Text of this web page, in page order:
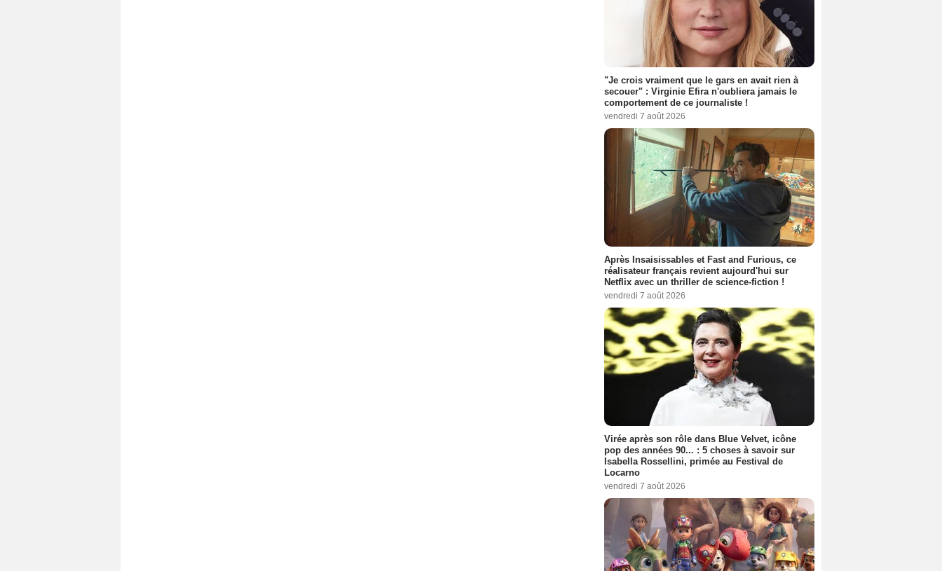
"Je crois vraiment que le gars en avait rien à
secouer" : Virginie Efira n'oubliera jamais le
comportement de ce journaliste !
vendredi 7 août 2026
Après Insaisissables et Fast and Furious, ce
réalisateur français revient aujourd'hui sur
Netflix avec un thriller de science-fiction !
vendredi 7 août 2026
Virée après son rôle dans Blue Velvet, icône
pop des années 90... : 5 choses à savoir sur
Isabella Rossellini, primée au Festival de
Locarno
vendredi 7 août 2026